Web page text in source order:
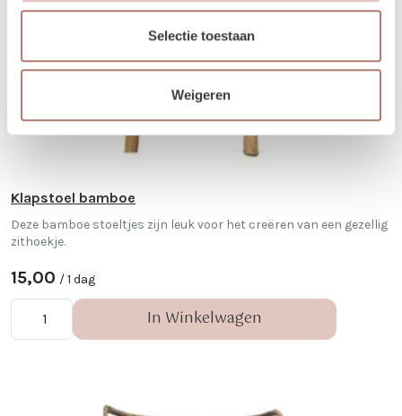
Selectie toestaan
Weigeren
Klapstoel bamboe
Deze bamboe stoeltjes zijn leuk voor het creëren van een gezellig
zithoekje.
15,00 / 1 dag
In Winkelwagen